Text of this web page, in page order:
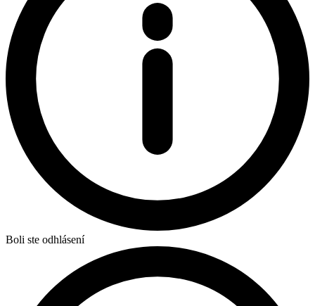
Boli ste odhlásení